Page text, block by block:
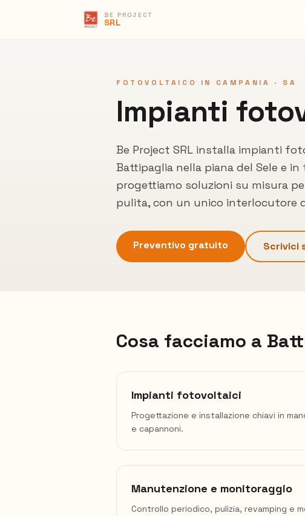
BE PROJECT
SRL
FOTOVOLTAICO IN CAMPANIA · SA
Impianti
Be Project SRL installa impianti
Battipaglia nella piana del Sele e in
progettiamo soluzioni su misura
pulita, con un unico interlocutore
Preventivo gratuito Scrivici
Cosa facciamo a
Impianti fotovoltaici
Progettazione e installazione chiavi in
e capannoni.
Manutenzione e monitoraggio
Controllo periodico, pulizia, revamping e